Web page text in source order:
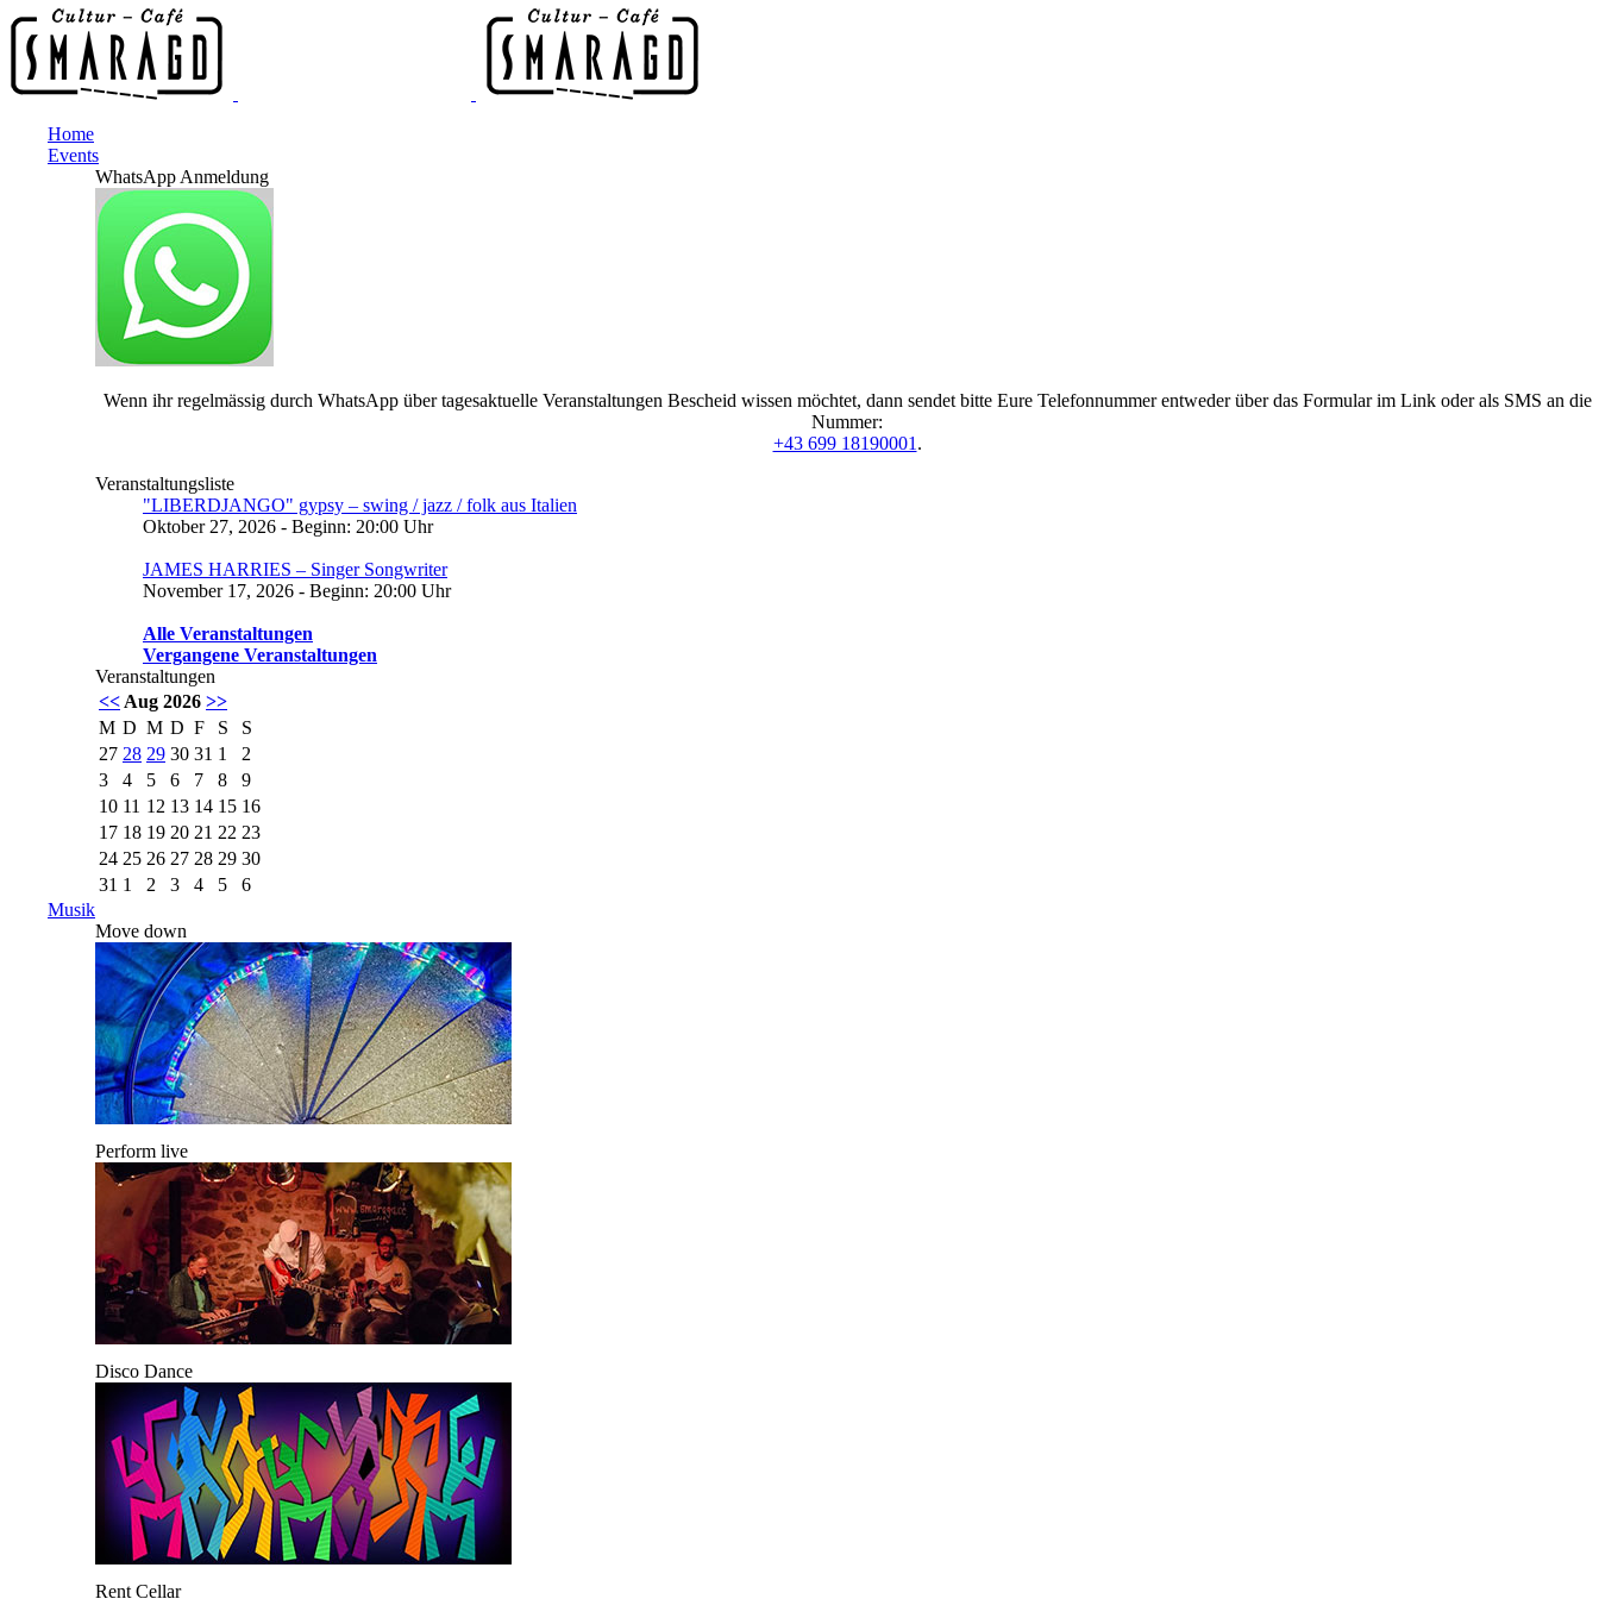
Home
Events
WhatsApp Anmeldung
Wenn ihr regelmässig durch WhatsApp über tagesaktuelle Veranstaltungen Bescheid wissen möchtet, dann sendet bitte Eure Telefonnummer entweder über das Formular im Link oder als SMS an die
Nummer:
+43 699 18190001 .
Veranstaltungsliste
"LIBERDJANGO" gypsy – swing / jazz / folk aus Italien
Oktober 27, 2026 - Beginn: 20:00 Uhr
JAMES HARRIES – Singer Songwriter
November 17, 2026 - Beginn: 20:00 Uhr
Alle Veranstaltungen
Vergangene Veranstaltungen
Veranstaltungen
<< Aug 2026 >>
M D M D F S
S
27 28 29 30 31 1
2
3
4 5 6 7 8
9
10 11 12 13 14 15 16
17 18 19 20 21 22 23
24 25 26 27 28 29 30
31 1 2 3 4 5
6
Musik
Move down
Perform live
Disco Dance
Rent Cellar